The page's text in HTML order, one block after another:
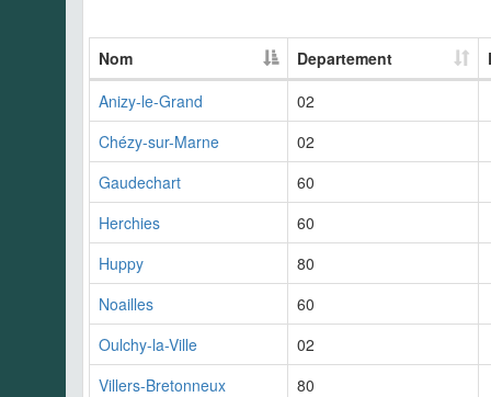
Nom Departement
Anizy-le-Grand
02
Chézy-sur-Marne
02
Gaudechart
60
Herchies
60
Huppy
80
Noailles
60
Oulchy-la-Ville
02
Villers-Bretonneux
80